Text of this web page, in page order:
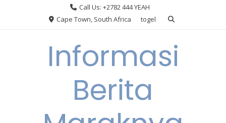
Call Us: +2782 444 YEAH
Cape Town, South Africa
togel
Informasi
Berita